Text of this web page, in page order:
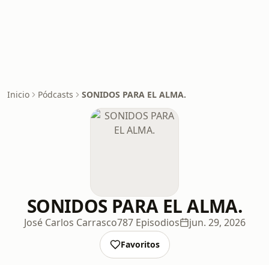
Inicio Pódcasts SONIDOS PARA EL ALMA.
SONIDOS PARA EL ALMA.
José Carlos Carrasco787 Episodios jun. 29, 2026
Favoritos